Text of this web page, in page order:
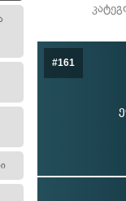
#161